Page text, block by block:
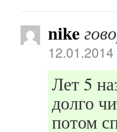
nike
Лет 5
долго
потом